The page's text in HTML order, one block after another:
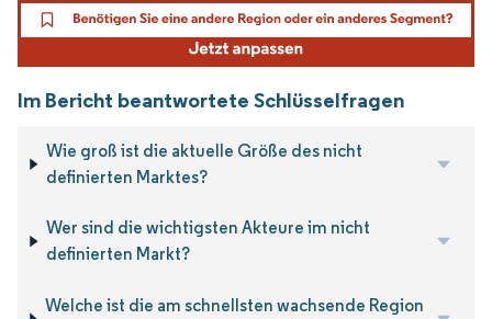
Im Bericht beantwortete Schlüsselfragen
Wie groß ist die aktuelle Größe des nicht
definierten Marktes?
Wer sind die wichtigsten Akteure im nicht
definierten Markt?
Welche ist die am schnellsten wachsende Region